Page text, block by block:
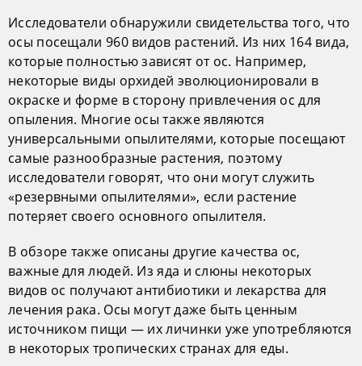
Исследователи обнаружили свидетельства того, что
осы посещали 960 видов растений. Из них 164 вида,
которые полностью зависят от ос. Например,
некоторые виды орхидей эволюционировали в
окраске и форме в сторону привлечения ос для
опыления. Многие осы также являются
универсальными опылителями, которые посещают
самые разнообразные растения, поэтому
исследователи говорят, что они могут служить
«резервными опылителями», если растение
потеряет своего основного опылителя.
В обзоре также описаны другие качества ос,
важные для людей. Из яда и слюны некоторых
видов ос получают антибиотики и лекарства для
лечения рака. Осы могут даже быть ценным
источником пищи — их личинки уже употребляются
в некоторых тропических странах для еды.